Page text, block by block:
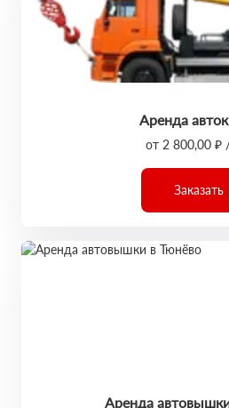
Аренда
от 2 800,00 ₽
Заказать
Аренда